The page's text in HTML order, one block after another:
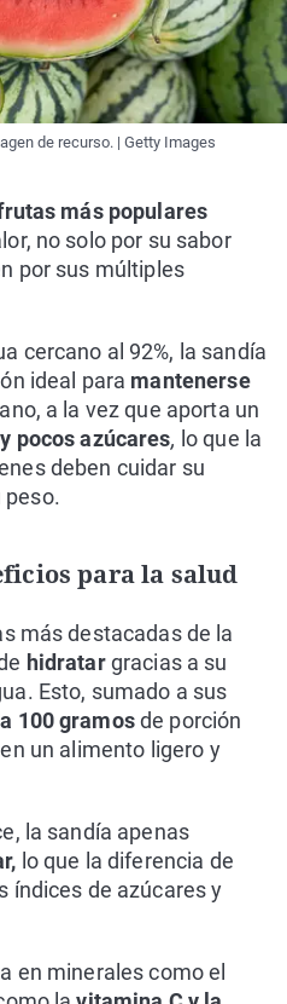
de recurso. | Getty Images
más populares
no solo por su sabor
por sus múltiples
cercano al 92%, la sandía
ideal para mantenerse
a la vez que aporta un
pocos azúcares, lo que la
deben cuidar su
peso.
para la salud
más destacadas de la
hidratargracias a su
Esto, sumado a sus
100 gramosde porción
un alimento ligero y
la sandía apenas
lo que la diferencia de
índices de azúcares y
en minerales como el